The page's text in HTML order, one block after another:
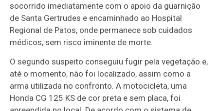
socorrido imediatamente com o apoio da guarnição
de Santa Gertrudes e encaminhado ao Hospital
Regional de Patos, onde permanece sob cuidados
médicos, sem risco iminente de morte.
O segundo suspeito conseguiu fugir pela vegetação e,
até o momento, não foi localizado, assim como a
arma utilizada no confronto. A motocicleta, uma
Honda CG 125 KS de cor preta e sem placa, foi